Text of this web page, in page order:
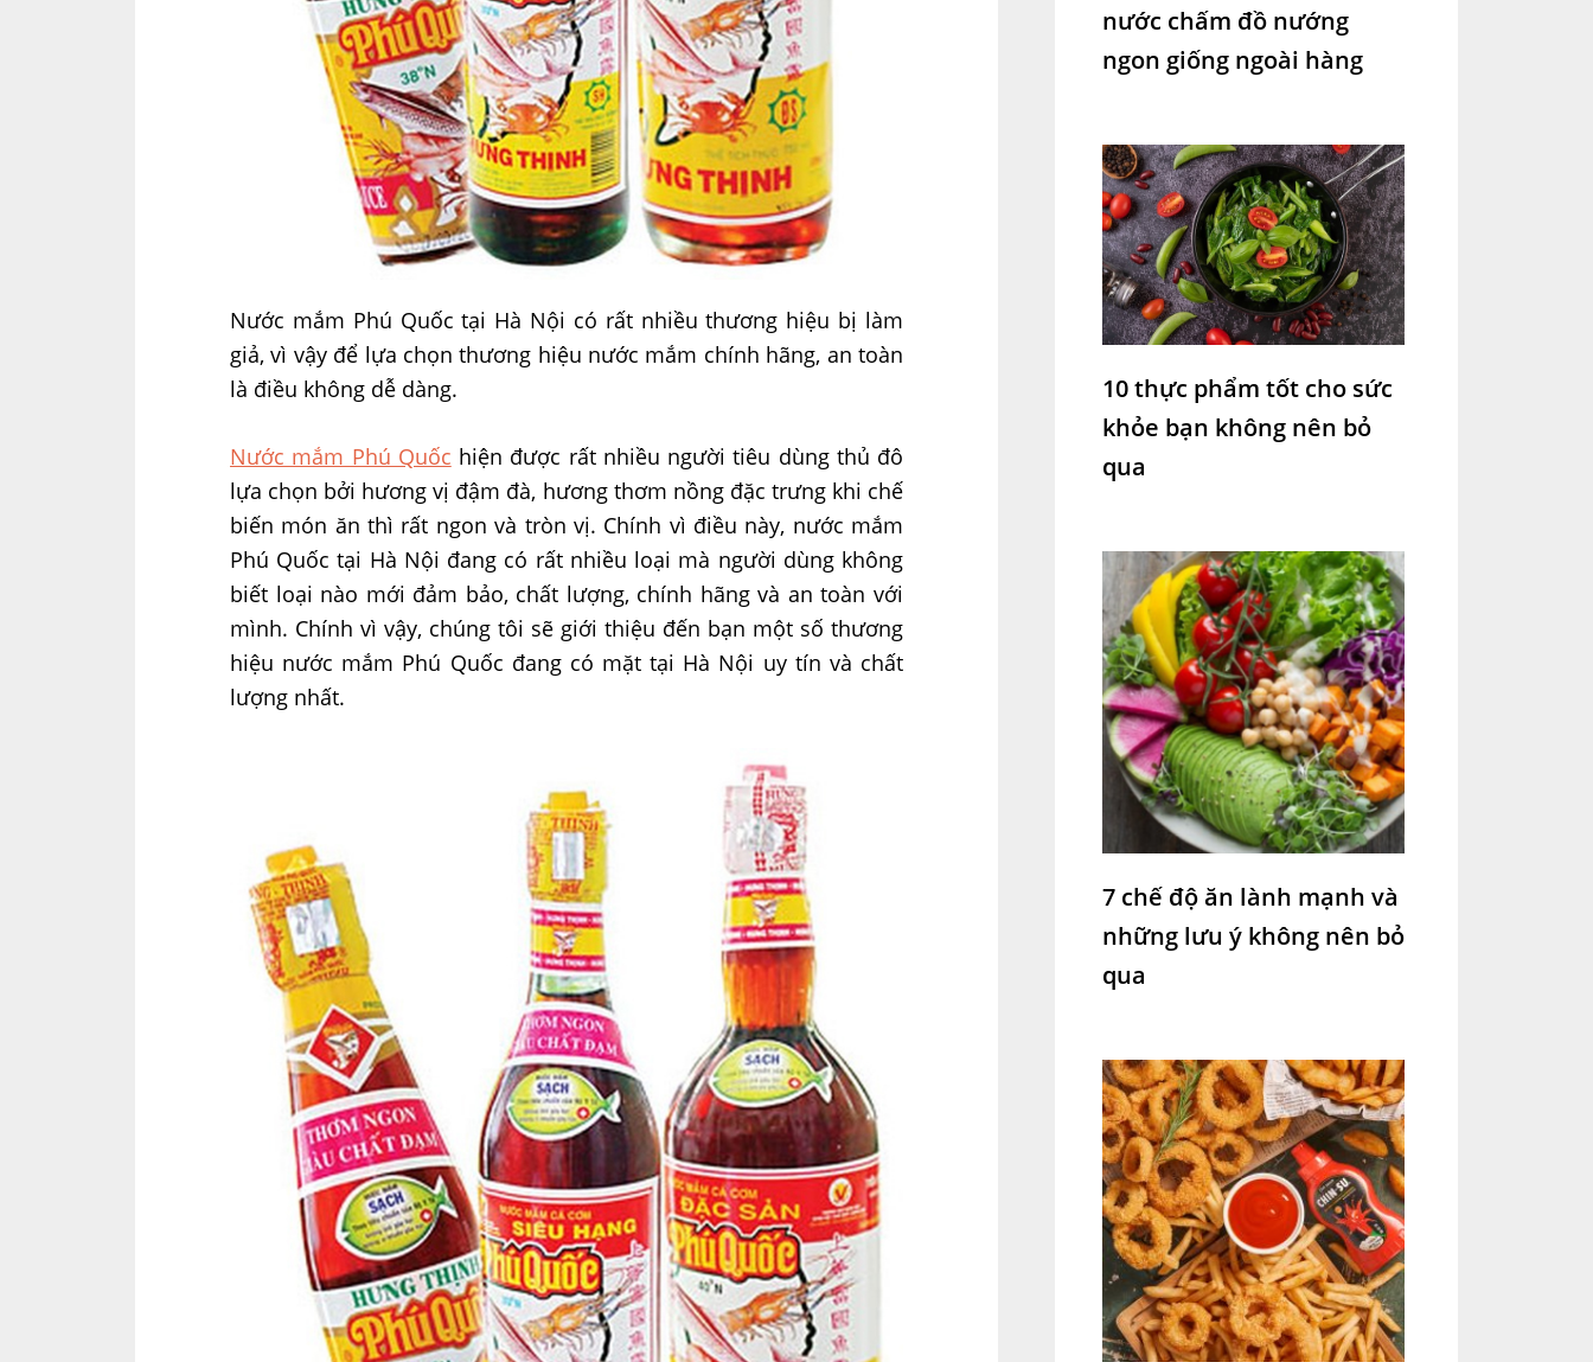
Nước mắm Phú Quốc tại Hà Nội có rất nhiều thương hiệu bị làm
giả, vì vậy để lựa chọn thương hiệu nước mắm chính hãng, an toàn
là điều không dễ dàng.
Nước mắm Phú Quốc hiện được rất nhiều người tiêu dùng thủ đô
lựa chọn bởi hương vị đậm đà, hương thơm nồng đặc trưng khi chế
biến món ăn thì rất ngon và tròn vị. Chính vì điều này, nước mắm
Phú Quốc tại Hà Nội đang có rất nhiều loại mà người dùng không
biết loại nào mới đảm bảo, chất lượng, chính hãng và an toàn với
mình. Chính vì vậy, chúng tôi sẽ giới thiệu đến bạn một số thương
hiệu nước mắm Phú Quốc đang có mặt tại Hà Nội uy tín và chất
lượng nhất.
nước chấm đồ nướng
ngon giống ngoài hàng
10 thực phẩm tốt cho sức
khỏe bạn không nên bỏ
qua
7 chế độ ăn lành mạnh và
những lưu ý không nên bỏ
qua